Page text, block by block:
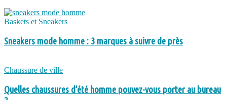
Baskets et Sneakers
Sneakers mode homme : 3 marques à suivre de près
Chaussure de ville
Quelles chaussures d’été homme pouvez-vous porter au bureau